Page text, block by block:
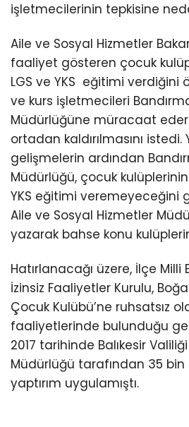
işletmecilerinin tepkisine
Aile ve Sosyal Hizmetler
faaliyet gösteren çocuk
LGS ve YKS eğitimi verdiğini
ve kurs işletmecileri
Müdürlüğüne müracaat
ortadan kaldırılmasını
gelişmelerin ardından
Müdürlüğü, çocuk
YKS eğitimi veremeyeceğini
Aile ve Sosyal Hizmetler
yazarak bahse konu
Hatırlanacağı üzere, İlçe
İzinsiz Faaliyetler Kurulu,
Çocuk Kulübü’ne ruhsatsız
faaliyetlerinde bulunduğu
2017 tarihinde Balıkesir
Müdürlüğü tarafından 35 bin
yaptırım uygulamıştı.